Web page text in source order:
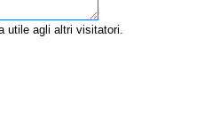
utile agli altri visitatori.